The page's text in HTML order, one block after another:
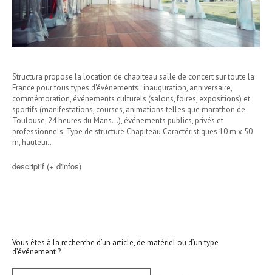
Structura propose la location de chapiteau salle de concert sur toute la
France pour tous types d'événements : inauguration, anniversaire,
commémoration, événements culturels (salons, foires, expositions) et
sportifs (manifestations, courses, animations telles que marathon de
Toulouse, 24 heures du Mans...), événements publics, privés et
professionnels. Type de structure Chapiteau Caractéristiques 10 m x 50
m, hauteur…
descriptif (+ d'infos)
Vous êtes à la recherche d’un article, de matériel ou d’un type
d’événement ?